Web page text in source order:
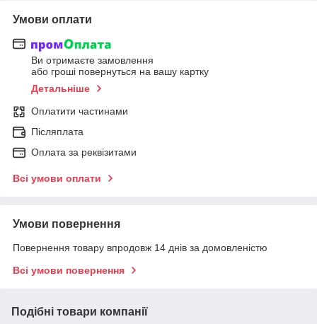
Умови оплати
Ви отримаєте замовлення
або гроші повернуться на вашу картку
Детальніше
Оплатити частинами
Післяплата
Оплата за реквізитами
Всі умови оплати
Умови повернення
Повернення товару впродовж 14 днів за домовленістю
Всі умови повернення
Подібні товари компанії